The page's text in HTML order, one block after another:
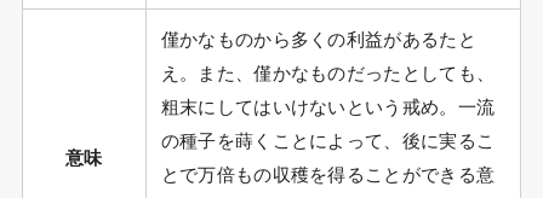
意味
僅かなものから多くの利益があるたと
え。また、僅かなものだったとしても、
粗末にしてはいけないという戒め。一流
の種子を蒔くことによって、後に実るこ
とで万倍もの収穫を得ることができる意